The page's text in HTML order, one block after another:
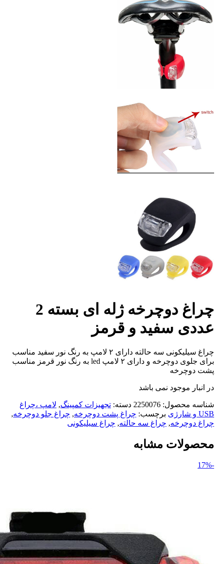
چراغ دوچرخه ژله ای بسته 2
عددی سفید و قرمز
چراغ سیلیکونی سه حالته دارای ۲ لامپ به رنگ نور سفید مناسب
برای جلوی دوچرخه و دارای ۲ لامپ led به رنگ نور قرمز مناسب
پشت دوچرخه
در انبار موجود نمی باشد
شناسه محصول: 2250076 دسته: تجهیزات کمپینگ, لامپ ،چراغ
USB و شارژی
برچسب: چراغ پشت دوچرخه, چراغ جلو دوچرخه,
چراغ دوچرخه, چراغ سه حالته, چراغ سیلیکونی
محصولات مشابه
-17%